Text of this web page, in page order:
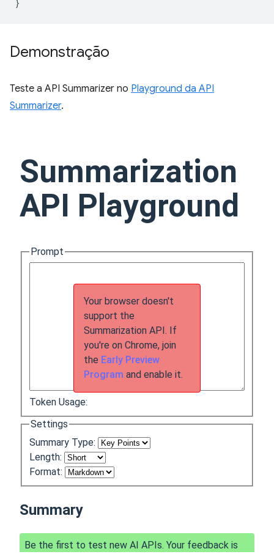
}
Demonstração
Teste a API Summarizer no Playground da API
Summarizer.